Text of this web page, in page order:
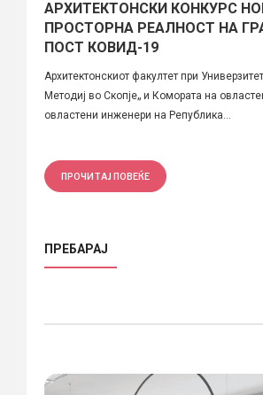
АРХИТЕКТОНСКИ КОНКУРС
ПРОСТОРНА РЕАЛНОСТ НА
ПОСТ КОВИД-19
Архитектонскиот факултет при
Методиј во Скопје„ и Комората на
овластени инженери на Република...
ПРОЧИТАЈ ПОВЕЌЕ
ПРЕБАРАЈ